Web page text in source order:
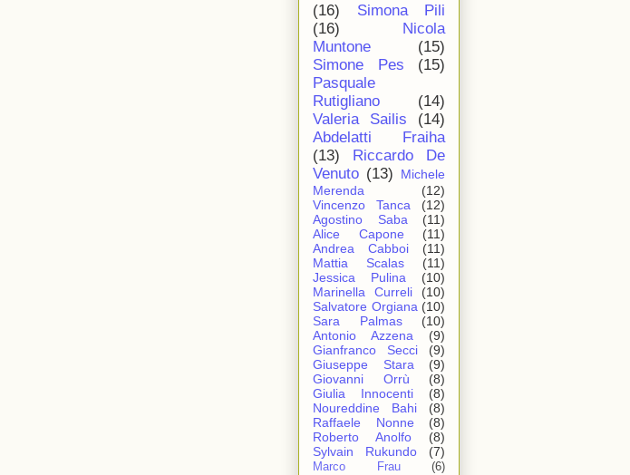
(16)
Simona Pili
(16)
Nicola
Muntone
(15)
Simone Pes
(15)
Pasquale
Rutigliano
(14)
Valeria Sailis
(14)
Abdelatti Fraiha
(13)
Riccardo De
Venuto (13)
Michele
Merenda
(12)
Vincenzo Tanca
(12)
Agostino Saba
(11)
Alice Capone
(11)
Andrea Cabboi
(11)
Mattia Scalas
(11)
Jessica Pulina
(10)
Marinella Curreli
(10)
Salvatore Orgiana (10)
Sara Palmas
(10)
Antonio Azzena
(9)
Gianfranco Secci
(9)
Giuseppe Stara
(9)
Giovanni Orrù
(8)
Giulia Innocenti
(8)
Noureddine Bahi
(8)
Raffaele Nonne
(8)
Roberto Anolfo
(8)
Sylvain Rukundo
(7)
Marco Frau
(6)